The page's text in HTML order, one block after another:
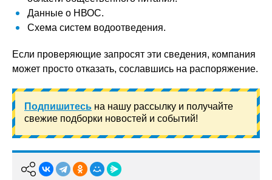
Данные о НВОС.
Схема систем водоотведения.
Если проверяющие запросят эти сведения, компания
может просто отказать, сославшись на распоряжение.
Подпишитесь на нашу рассылку и получайте
свежие подборки новостей и событий!